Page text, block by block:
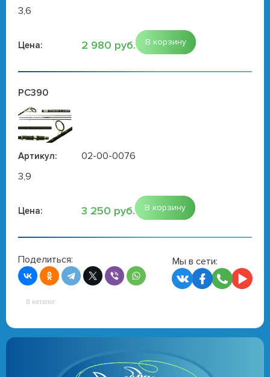
3,6
Цена: 2 980 руб. В корзину
PC390
Артикул:
02-00-0076
3,9
Цена: 3 250 руб. В корзину
Поделиться: Мы в сети:
В каталог